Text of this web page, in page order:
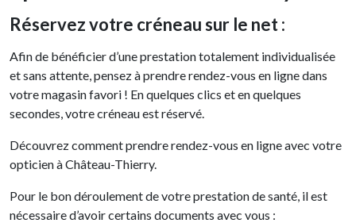
Réservez votre créneau sur le net :
Afin de bénéficier d’une prestation totalement individualisée
et sans attente, pensez à prendre rendez-vous en ligne dans
votre magasin favori ! En quelques clics et en quelques
secondes, votre créneau est réservé.
Découvrez comment prendre rendez-vous en ligne avec votre
opticien à Château-Thierry.
Pour le bon déroulement de votre prestation de santé, il est
nécessaire d’avoir certains documents avec vous :